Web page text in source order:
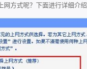
网方式呢？下面进行详细介绍